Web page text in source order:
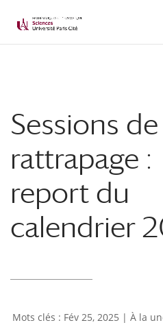
Sessions de
rattrapage :
report du
calendrier
Fév 25, 2025 | À la